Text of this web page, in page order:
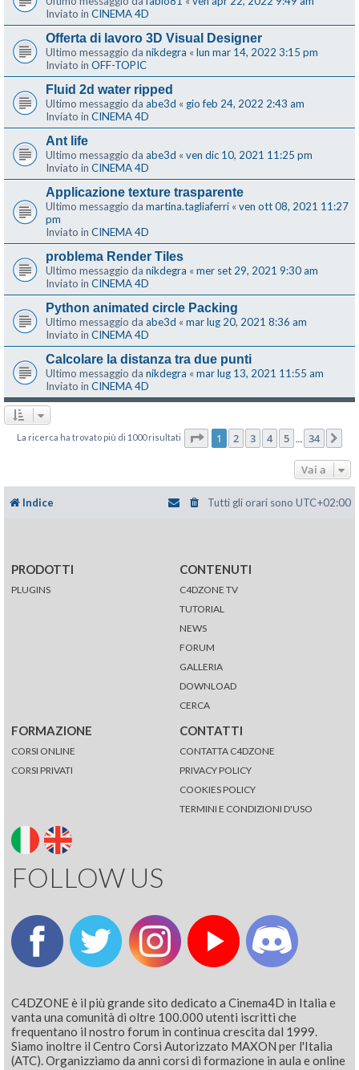
Inviato in CINEMA 4D
Offerta di lavoro 3D Visual Designer
Ultimo messaggio da nikdegra « lun mar 14, 2022 3:15 pm
Inviato in OFF-TOPIC
Fluid 2d water ripped
Ultimo messaggio da abe3d « gio feb 24, 2022 2:43 am
Inviato in CINEMA 4D
Ant life
Ultimo messaggio da abe3d « ven dic 10, 2021 11:25 pm
Inviato in CINEMA 4D
Applicazione texture trasparente
Ultimo messaggio da martina.tagliaferri « ven ott 08, 2021 11:27
pm
Inviato in CINEMA 4D
problema Render Tiles
Ultimo messaggio da nikdegra « mer set 29, 2021 9:30 am
Inviato in CINEMA 4D
Python animated circle Packing
Ultimo messaggio da abe3d « mar lug 20, 2021 8:36 am
Inviato in CINEMA 4D
Calcolare la distanza tra due punti
Ultimo messaggio da nikdegra « mar lug 13, 2021 11:55 am
Inviato in CINEMA 4D
La ricerca ha trovato più di 1000 risultati Pagina di 34
1 2 3 4 5 34
Vai a
Indice Tutti gli orari sono UTC+02:00
PRODOTTI
PLUGINS
CONTENUTI
C4DZONE TV
TUTORIAL
NEWS
FORUM
GALLERIA
DOWNLOAD
CERCA
FORMAZIONE
CORSI ONLINE
CORSI PRIVATI
CONTATTI
CONTATTA C4DZONE
PRIVACY POLICY
COOKIES POLICY
TERMINI E CONDIZIONI D'USO
FOLLOW US
C4DZONE è il più grande sito dedicato a Cinema4D in Italia e
vanta una comunità di oltre 100.000 utenti iscritti che
frequentano il nostro forum in continua crescita dal 1999.
Siamo inoltre il Centro Corsi Autorizzato MAXON per l'Italia
(ATC). Organizziamo da anni corsi di formazione in aula e online